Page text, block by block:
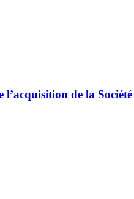
de la Société